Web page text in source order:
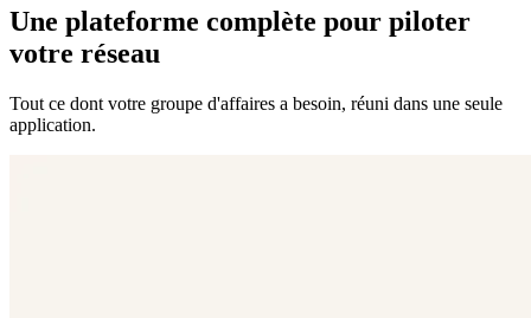
Une plateforme complète pour piloter
votre réseau
Tout ce dont votre groupe d'affaires a besoin, réuni dans une seule
application.